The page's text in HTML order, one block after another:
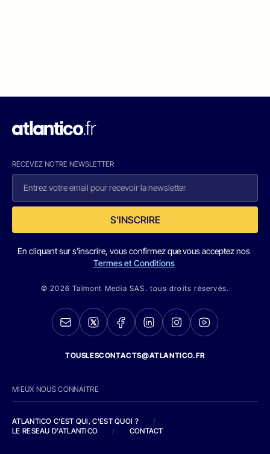
RECEVEZ NOTRE NEWSLETTER
S'INSCRIRE
En cliquant sur s'inscrire, vous confirmez que vous acceptez nos
Termes et Conditions
© 2026 Talmont Media SAS. tous droits réservés.
TOUSLESCONTACTS@ATLANTICO.FR
MIEUX NOUS CONNAITRE
ATLANTICO C'EST QUI, C'EST QUOI ?
/
LE RESEAU D'ATLANTICO
/ CONTACT